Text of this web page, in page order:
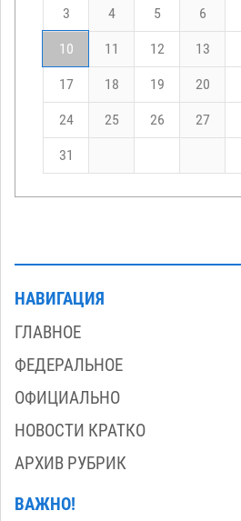
3 4 5 6
10 11 12 13
17 18 19 20
24 25 26 27
31
НАВИГАЦИЯ
ГЛАВНОЕ
ФЕДЕРАЛЬНОЕ
ОФИЦИАЛЬНО
НОВОСТИ КРАТКО
АРХИВ РУБРИК
ВАЖНО!